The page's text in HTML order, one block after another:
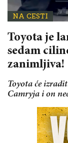
NA CESTI
Toyota je
sedam
zanimljiva!
Toyota će
Camryja i on